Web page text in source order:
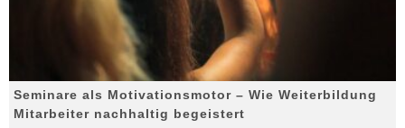
Seminare als Motivationsmotor – Wie Weiterbildung
Mitarbeiter nachhaltig begeistert